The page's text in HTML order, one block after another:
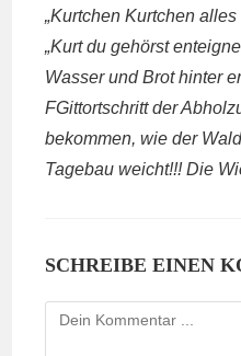
„Kurtchen Kurtchen
„Kurt du gehörst
Wasser und Brot hinter
FGittortschritt der
bekommen, wie der
Tagebau weicht!!! Die
SCHREIBE EINEN
Kommentieren